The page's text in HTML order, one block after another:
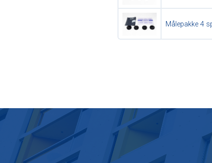
Målepakke 4